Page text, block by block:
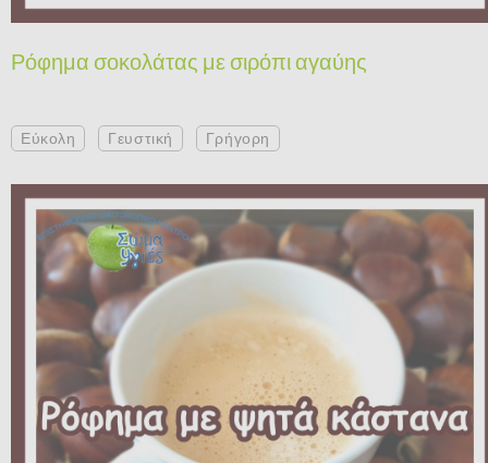
Ρόφημα σοκολάτας με σιρόπι αγαύης
Εύκολη Γευστική Γρήγορη